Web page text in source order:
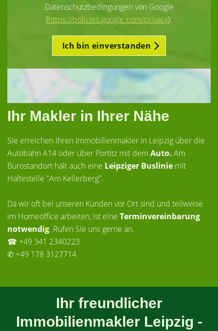
Datenschutzbedingungen von Google
(https://policies.google.com/privacy).
Ich bin einverstanden
Ihr Makler in Ihrer Nähe
Sie erreichen Ihren Immobilienmakler in Leipzig über die
Autobahn A14 oder über Portitz mit dem Auto. Am
Bürostandort hält auch eine Leipziger Buslinie mit
Haltestelle "Am Kellerberg".
Da wir oft bei unseren Kunden vor Ort sind und teilweise
im Homeoffice arbeiten, ist eine Terminvereinbarung
notwendig. Rufen Sie uns gerne an.
☎ +49 341 2340223
✆ +49 178 3127714
Ihr freundlicher
Immobilienmakler Leipzig -